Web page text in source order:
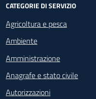
CATEGORIE DI SERVIZIO
Agricoltura e pesca
Ambiente
Amministrazione
Anagrafe e stato civile
Autorizzazioni